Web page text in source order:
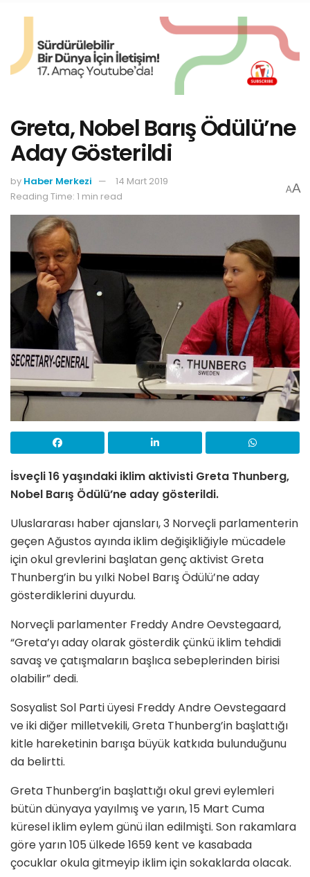
Greta, Nobel Barış Ödülü’ne
Aday Gösterildi
by Haber Merkezi
14 Mart 2019
Reading Time: 1 min read
AA
İsveçli 16 yaşındaki iklim aktivisti Greta Thunberg,
Nobel Barış Ödülü’ne aday gösterildi.
Uluslararası haber ajansları, 3 Norveçli parlamenterin
geçen Ağustos ayında iklim değişikliğiyle mücadele
için okul grevlerini başlatan genç aktivist Greta
Thunberg’in bu yılki Nobel Barış Ödülü’ne aday
gösterdiklerini duyurdu.
Norveçli parlamenter Freddy Andre Oevstegaard,
“Greta’yı aday olarak gösterdik çünkü iklim tehdidi
savaş ve çatışmaların başlıca sebeplerinden birisi
olabilir” dedi.
Sosyalist Sol Parti üyesi Freddy Andre Oevstegaard
ve iki diğer milletvekili, Greta Thunberg’in başlattığı
kitle hareketinin barışa büyük katkıda bulunduğunu
da belirtti.
Greta Thunberg’in başlattığı okul grevi eylemleri
bütün dünyaya yayılmış ve yarın, 15 Mart Cuma
küresel iklim eylem günü ilan edilmişti. Son rakamlara
göre yarın 105 ülkede 1659 kent ve kasabada
çocuklar okula gitmeyip iklim için sokaklarda olacak.